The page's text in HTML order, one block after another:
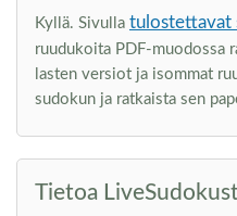
Kyllä. Sivulla tulostettavat
ruudukoita PDF-muodossa
lasten versiot ja isommat
sudokun ja ratkaista sen
Tietoa